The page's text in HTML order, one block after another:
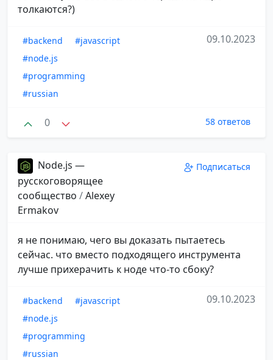
толкаются?)
#backend
#javascript
#node.js
#programming
#russian
09.10.2023
0 58 ответов
Node.js —
русскоговорящее
сообщество /Alexey
Ermakov
Подписаться
я не понимаю, чего вы доказать пытаетесь
сейчас. что вместо подходящего инструмента
лучше прихерачить к ноде что-то сбоку?
#backend
#javascript
#node.js
#programming
#russian
09.10.2023